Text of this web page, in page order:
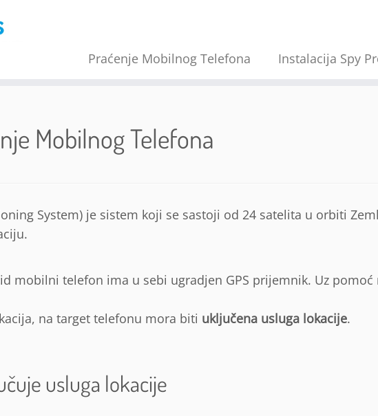
Praćenje Mobilnog Telefona Instalacija Spy
Mobilnog Telefona
System) je sistem koji se sastoji od 24 satelita u orbiti
mobilni telefon ima u sebi ugradjen GPS prijemnik. Uz
na target telefonu mora biti uključena usluga lokacije.
usluga lokacije